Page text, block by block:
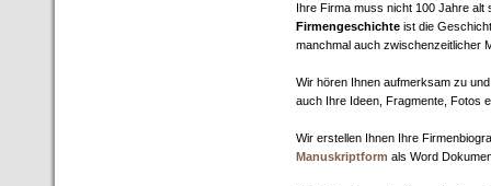
Ihre Firma muss nicht 100 Jahre alt
Firmengeschichte ist die
manchmal auch zwischenzeitlicher
Wir hören Ihnen aufmerksam zu
auch Ihre Ideen, Fragmente, Fotos
Wir erstellen Ihnen Ihre
Manuskriptform als Word